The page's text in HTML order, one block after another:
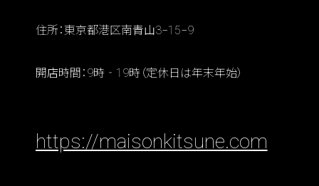
住所：東京都港区南青山3−15−9
開店時間：9時‐19時（定休日は年末年始）
https://maisonkitsune.com